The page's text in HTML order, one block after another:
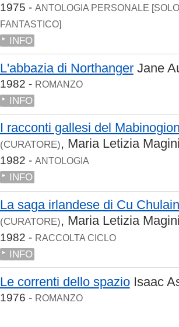
1975 - ANTOLOGIA PERSONALE
FANTASTICO]
INFO
L'abbazia di Northanger Jane
1982 - ROMANZO
INFO
I racconti gallesi del
(CURATORE), Maria Letizia
1982 - ANTOLOGIA
INFO
La saga irlandese di Cu
(CURATORE), Maria Letizia
1982 - RACCOLTA CICLO
INFO
Le correnti dello spazio Isaac
1976 - ROMANZO